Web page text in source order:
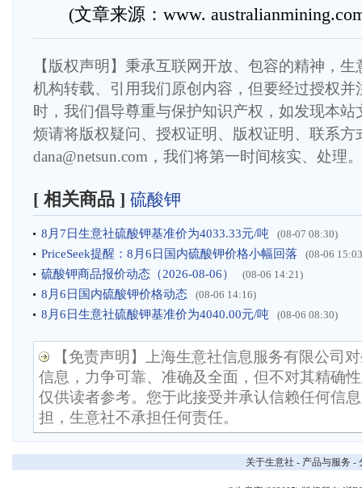
(文章来源：www.
【版权声明】秉承互联网开放、包容的精神，
机构转载、引用我们原创内容，但要经过授权并
时，我们倡导尊重与保护知识产权，如发现本
烦请将版权疑问、授权证明、版权证明、联系方
dana@netsun.com，我们将第一时间核实、处理。
[ 相关商品 ] 硫酸钾
8月7日生意社硫酸钾基准价为4033.33元/吨 (08-07 08:30)
PriceSeek提醒：8月6日国内硫酸钾价格小幅回落 (08-06
硫酸钾商品报价动态（2026-08-06） (08-06 14:21)
8月6日国内硫酸钾价格动态 (08-06 14:16)
8月6日生意社硫酸钾基准价为4040.00元/吨 (08-06 08:30)
【免责声明】上海生意社信息服务有限公司
信息，力争可靠、准确及全面，但不对其精确
仅供读者参考。您于此接受并承认信赖任何信
担，生意社不承担任何责任。
关于生意社 - 产品与服务 -